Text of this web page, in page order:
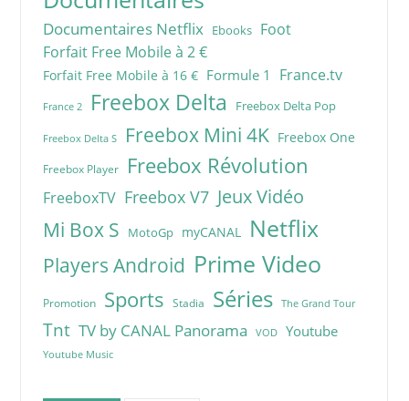
Documentaires Netflix Ebooks Foot
Forfait Free Mobile à 2 €
Forfait Free Mobile à 16 € Formule 1 France.tv
France 2 Freebox Delta Freebox Delta Pop
Freebox Delta S Freebox Mini 4K Freebox One
Freebox Player Freebox Révolution
FreeboxTV Freebox V7 Jeux Vidéo
Mi Box S MotoGp myCANAL Netflix
Players Android Prime Video
Promotion Sports Stadia Séries The Grand Tour
Tnt TV by CANAL Panorama VOD Youtube
Youtube Music